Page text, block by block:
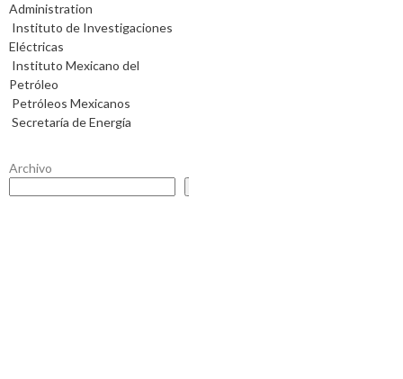
Administration
Instituto de Investigaciones
Eléctricas
Instituto Mexicano del
Petróleo
Petróleos Mexicanos
Secretaría de Energía
Archivo